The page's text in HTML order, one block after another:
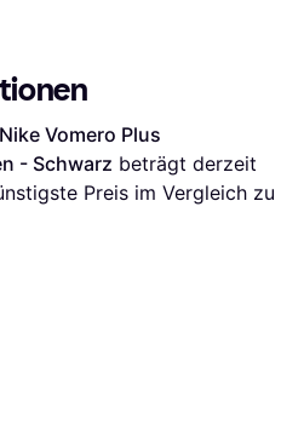
Nike Vomero Plus
- Schwarz